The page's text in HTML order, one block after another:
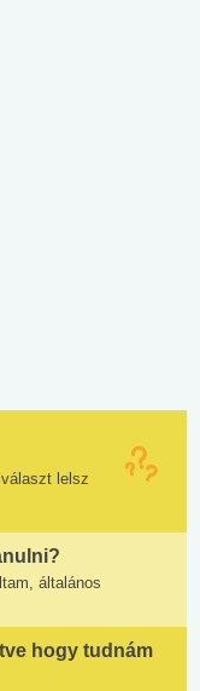
lelsz
általános
hogy tudnám